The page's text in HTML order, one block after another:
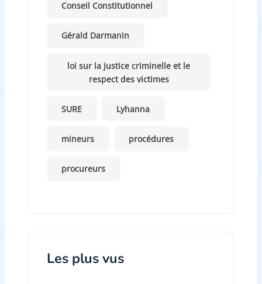
Conseil Constitutionnel
Gérald Darmanin
loi sur la justice criminelle et le
respect des victimes
SURE Lyhanna
mineurs procédures
procureurs
Les plus vus